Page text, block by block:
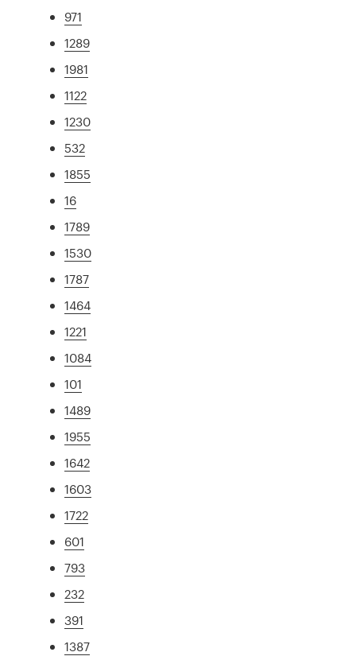
971
1289
1981
1122
1230
532
1855
16
1789
1530
1787
1464
1221
1084
101
1489
1955
1642
1603
1722
601
793
232
391
1387